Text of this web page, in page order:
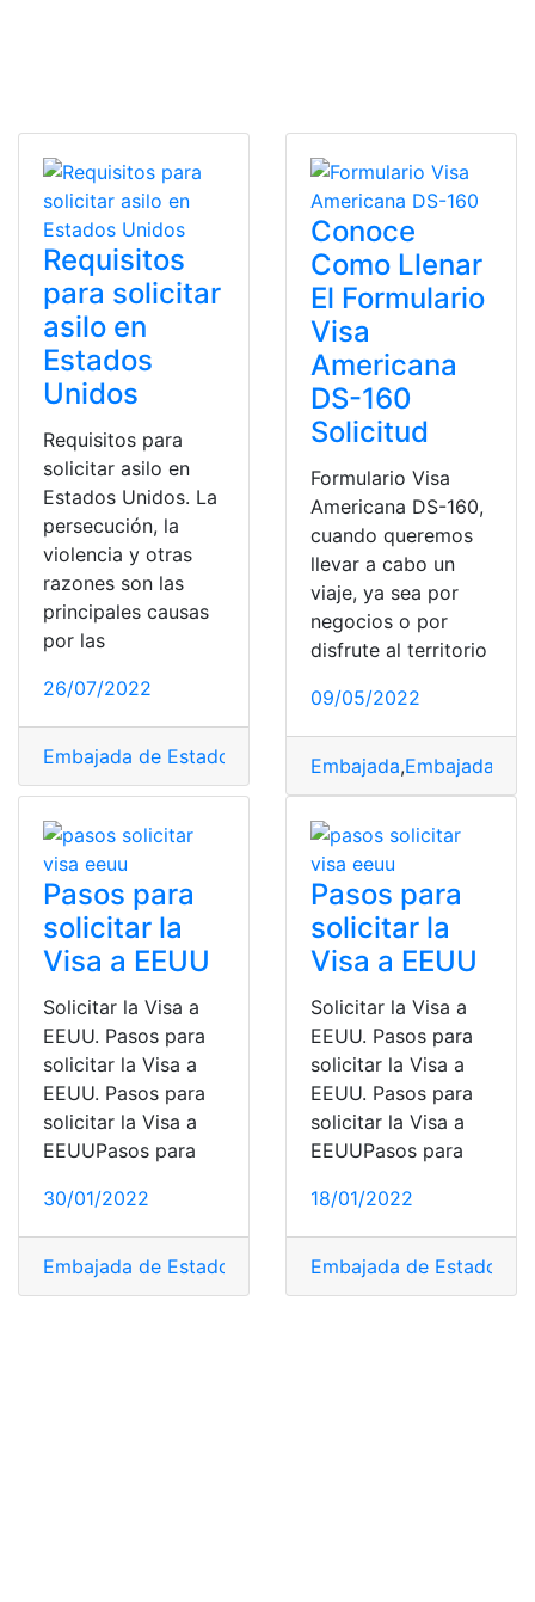
Requisitos
para solicitar
asilo en
Estados
Unidos
Requisitos para
solicitar asilo en
Estados Unidos. La
persecución, la
violencia y otras
razones son las
principales causas
por las
26/07/2022
Embajada de Estados Unidos ,motivos,países
Conoce
Como Llenar
El Formulario
Visa
Americana
DS-160
Solicitud
Formulario Visa
Americana DS-160,
cuando queremos
llevar a cabo un
viaje, ya sea por
negocios o por
disfrute al territorio
09/05/2022
Embajada,Embajada de
Pasos para
solicitar la
Visa a EEUU
Solicitar la Visa a
EEUU. Pasos para
solicitar la Visa a
EEUU. Pasos para
solicitar la Visa a
EEUUPasos para
30/01/2022
Embajada de Estados Unidos ,información,obtener
Pasos para
solicitar la
Visa a EEUU
Solicitar la Visa a
EEUU. Pasos para
solicitar la Visa a
EEUU. Pasos para
solicitar la Visa a
EEUUPasos para
18/01/2022
Embajada de Estados